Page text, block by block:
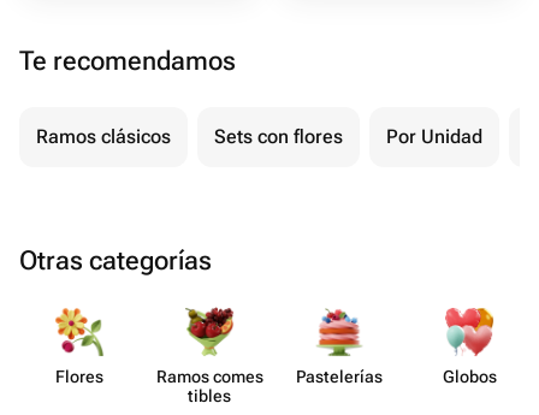
Te recomendamos
Ramos clásicos Sets con flores Por Unidad
Otras categorías
Flores
Ramos comes​
tibles
Paste​lerías Globos